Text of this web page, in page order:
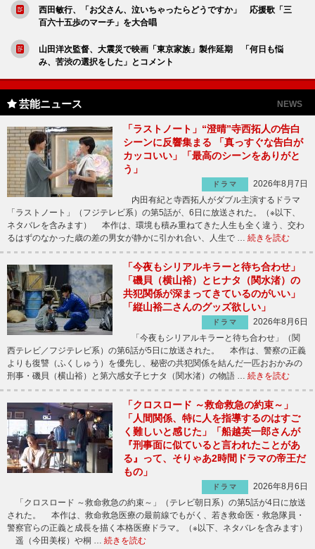
西田敏行、「お父さん、泣いちゃったらどうですか」 応援歌「三
百六十五歩のマーチ」を大合唱
山田洋次監督、大震災で映画「東京家族」製作延期 「何日も悩
み、苦渋の選択をした」とコメント
芸能ニュース NEWS
「ラストノート」“澄晴”寺西拓人の告白
シーンに反響集まる 「真っすぐな告白が
カッコいい」「最高のシーンをありがと
う」
ドラマ
2026年8月7日
内田有紀と寺西拓人がダブル主演するドラマ
「ラストノート」（フジテレビ系）の第5話が、6日に放送された。（※以下、
ネタバレを含みます） 本作は、環境も積み重ねてきた人生も全く違う、交わ
るはずのなかった歳の差の男女が静かに引かれ合い、人生で … 続きを読む
「今夜もシリアルキラーと待ち合わせ」
「磯貝（横山裕）とヒナタ（関水渚）の
共犯関係が深まってきているのがいい」
「縦山裕二さんのグッズ欲しい」
ドラマ
2026年8月6日
「今夜もシリアルキラーと待ち合わせ」（関
西テレビ／フジテレビ系）の第6話が5日に放送された。 本作は、警察の正義
よりも復讐（ふくしゅう）を優先し、秘密の共犯関係を結んだ一匹おおかみの
刑事・磯貝（横山裕）と第六感女子ヒナタ（関水渚）の物語 … 続きを読む
「クロスロード ～救命救急の約束～」
「人間関係、特に人を指導するのはすご
く難しいと感じた」「船越英一郎さんが
『刑事面に似ていると言われたことがあ
る』って、そりゃあ2時間ドラマの帝王だ
もの」
ドラマ
2026年8月6日
「クロスロード ～救命救急の約束～」（テレビ朝日系）の第5話が4日に放送
された。 本作は、救命救急医療の最前線でもがく、若き救命医・救急隊員・
警察官らの正義と成長を描く本格医療ドラマ。（※以下、ネタバレを含みます）
遥（今田美桜）や桐 … 続きを読む